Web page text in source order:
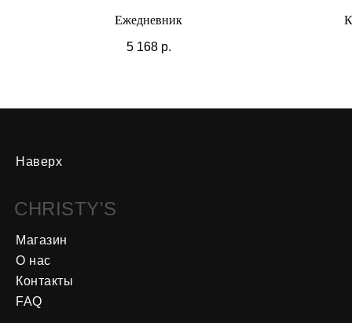
Ежедневник
5 168 р.
Наверх
FAQ
Контакты
О нас
Магазин
CHRISTY'S